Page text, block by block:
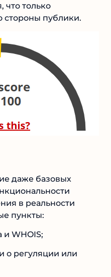
что только
стороны публики.
даже базовых
в реальности
пункты:
и WHOIS;
регуляции или